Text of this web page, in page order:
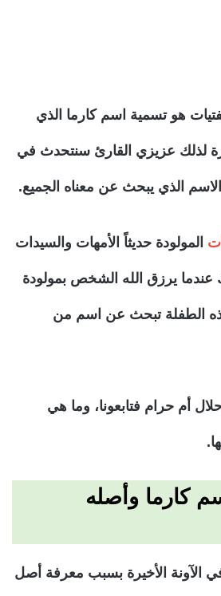
هو تسمية اسم كارما الذي
لذلك عزيزي القارئ سنتحدث في
الذي يبحث عن معناه الجميع.
المولودة حديثاً الأمهات والسيدات
يرزق الله الشخص بمولودة
الطفلة تبحث عن اسم من
أم حرام فتابعونا، وما هي
كارما وأصله
في الآونة الأخيرة بسبب معرفة أصل